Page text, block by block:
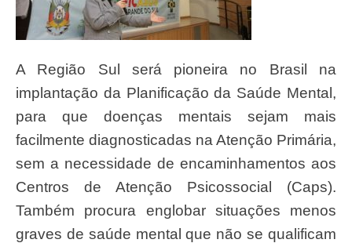
A Região Sul será pioneira no Brasil na
implantação da Planificação da Saúde Mental,
para que doenças mentais sejam mais
facilmente diagnosticadas na Atenção Primária,
sem a necessidade de encaminhamentos aos
Centros de Atenção Psicossocial (Caps).
Também procura englobar situações menos
graves de saúde mental que não se qualificam